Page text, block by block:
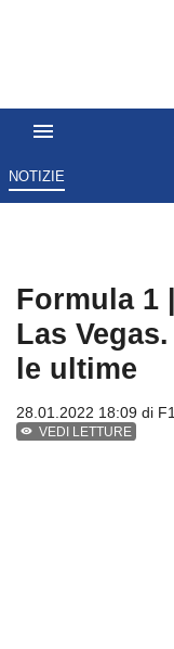
NOTIZIE
Formula 1
Las
le ultime
28.01.2022 18:09 di
VEDI LETTURE